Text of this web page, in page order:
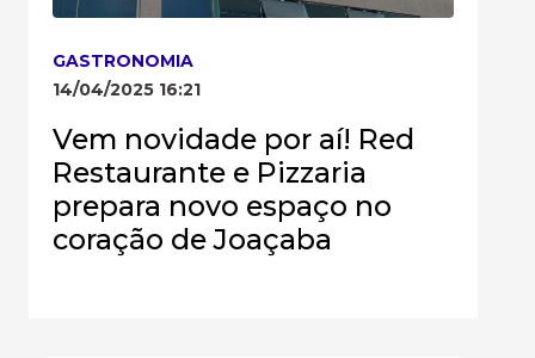
GASTRONOMIA
14/04/2025 16:21
Vem novidade por aí! Red
Restaurante e Pizzaria
prepara novo espaço no
coração de Joaçaba